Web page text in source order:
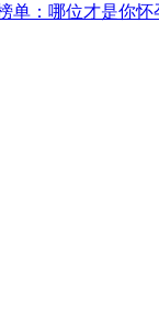
单：哪位才是你怀